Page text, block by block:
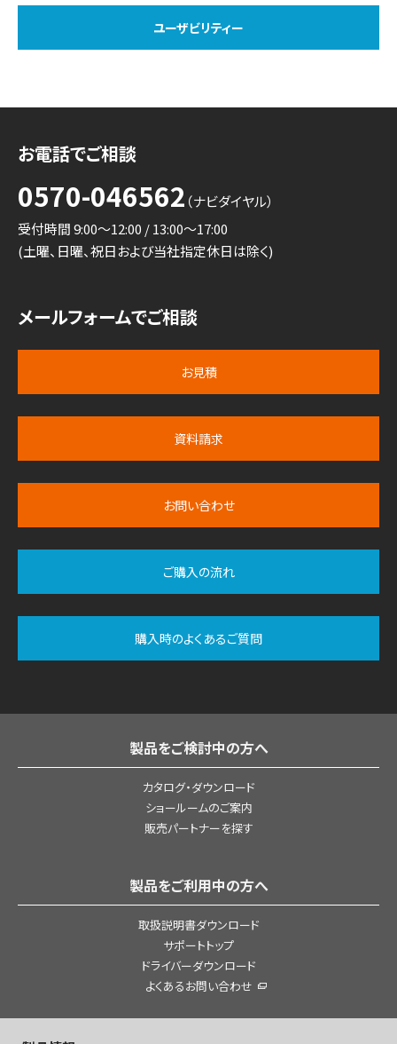
ユーザビリティー
お電話でご相談
0570-046562 （ナビダイヤル）
受付時間 9:00～12:00 / 13:00～17:00
(土曜、日曜、祝日および当社指定休日は除く)
メールフォームでご相談
お見積
資料請求
お問い合わせ
ご購入の流れ
購入時のよくあるご質問
製品をご検討中の方へ
カタログ・ダウンロード
ショールームのご案内
販売パートナーを探す
製品をご利用中の方へ
取扱説明書ダウンロード
サポートトップ
ドライバーダウンロード
よくあるお問い合わせ